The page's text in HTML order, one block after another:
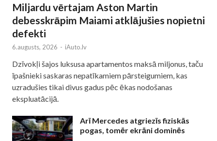
Miljardu vērtajam Aston Martin
debesskrāpim Maiami atklājušies nopietni
defekti
6.augusts, 2026 - iAuto.lv
Dzīvokļi šajos luksusa apartamentos maksā miljonus, taču
īpašnieki saskaras nepatīkamiem pārsteigumiem, kas
uzradušies tikai divus gadus pēc ēkas nodošanas
ekspluatācijā.
Arī Mercedes atgriezīs fiziskās
pogas, tomēr ekrāni dominēs